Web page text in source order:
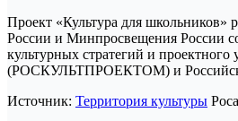
Проект «Культура для школьников»
России и Минпросвещения России
культурных стратегий и проектного
(РОСКУЛЬТПРОЕКТОМ) и
Источник: Территория культуры